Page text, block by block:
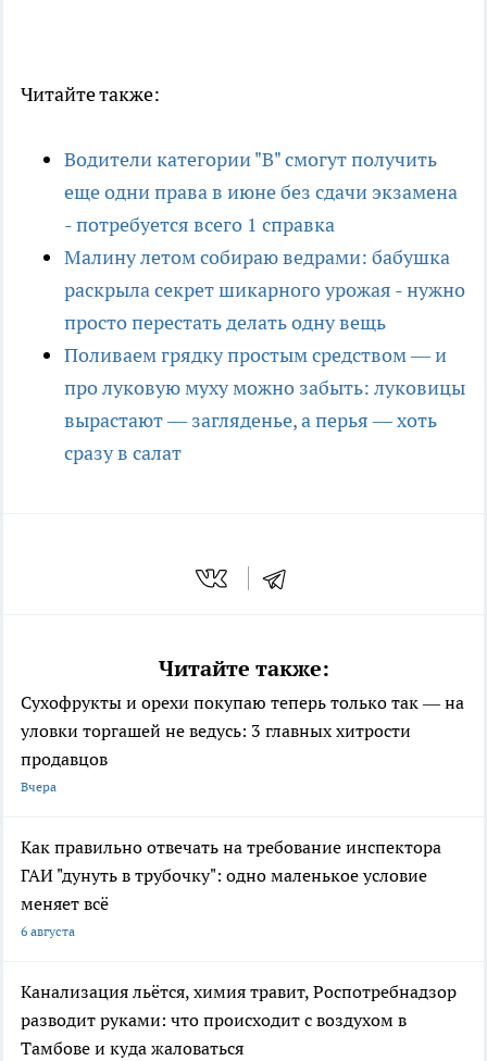
Читайте также:
Водители категории "В" смогут получить
еще одни права в июне без сдачи экзамена
- потребуется всего 1 справка
Малину летом собираю ведрами: бабушка
раскрыла секрет шикарного урожая - нужно
просто перестать делать одну вещь
Поливаем грядку простым средством — и
про луковую муху можно забыть: луковицы
вырастают — загляденье, а перья — хоть
сразу в салат
Читайте также:
Сухофрукты и орехи покупаю теперь только так — на
уловки торгашей не ведусь: 3 главных хитрости
продавцов
Вчера
Как правильно отвечать на требование инспектора
ГАИ "дунуть в трубочку": одно маленькое условие
меняет всё
6 августа
Канализация льётся, химия травит, Роспотребнадзор
разводит руками: что происходит с воздухом в
Тамбове и куда жаловаться